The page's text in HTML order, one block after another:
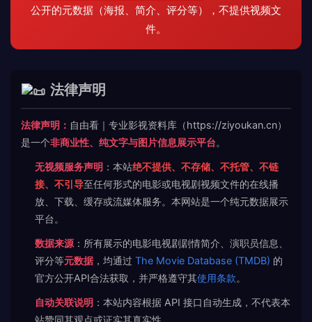
公开的元数据（海报、简介、评分等），不提供视频文
件。
法律声明
法律声明： 自由看｜专业影视资料库（https://ziyoukan.cn）
是一个非商业性、纯文字与图片信息展示平台。
无视频服务声明 ：本站绝不提供、不存储、不托管、不链
接、不引导至任何形式的电影或电视剧视频文件的在线播
放、下载、缓存或流媒体服务。本网站是一个纯元数据展示
平台。
数据来源 ：所有展示的电影电视剧剧情简介、演职员信息、
评分等元数据，均通过 The Movie Database (TMDB) 的
官方公开API合法获取，并严格遵守其使用条款。
自动关联说明 ：本站内容根据 API 接口自动生成，不代表本
站赞同其观点或证实其真实性。